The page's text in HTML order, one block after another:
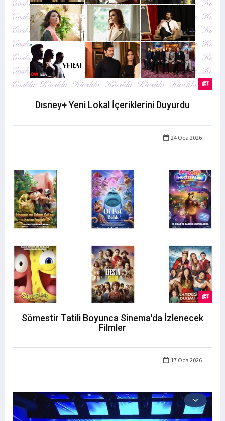
Dısney+ Yeni Lokal İçeriklerini Duyurdu
24 Oca 2026
Sömestir Tatili Boyunca Sinema'da İzlenecek
Filmler
17 Oca 2026